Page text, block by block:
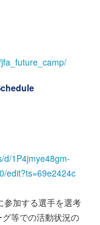
d/1P4jmye48gm-
edit?ts=69e2424c
参加する選手を選考
等での活動状況の